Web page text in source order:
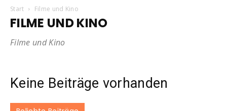
Start Filme und Kino
FILME UND KINO
Filme und Kino
Keine Beiträge vorhanden